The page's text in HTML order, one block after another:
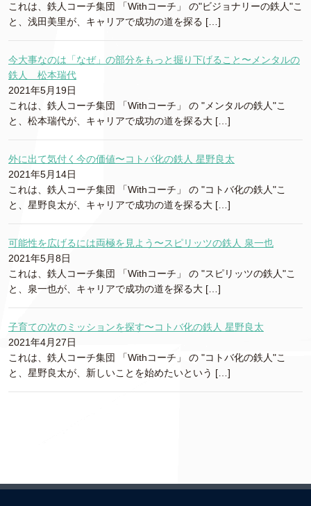
これは、鉄人コーチ集団 「Withコーチ」 の"ビジョナリーの鉄人"こ
と、浅田美里が、キャリアで成功の道を探る […]
今大事なのは「なぜ」の部分をもっと掘り下げること〜メンタルの
鉄人 松本瑞代
2021年5月19日
これは、鉄人コーチ集団 「Withコーチ」 の "メンタルの鉄人"こ
と、松本瑞代が、キャリアで成功の道を探る大 […]
外に出て気付く今の価値〜コトバ化の鉄人 星野良太
2021年5月14日
これは、鉄人コーチ集団 「Withコーチ」 の "コトバ化の鉄人"こ
と、星野良太が、キャリアで成功の道を探る大 […]
可能性を広げるには両極を見よう〜スピリッツの鉄人 泉一也
2021年5月8日
これは、鉄人コーチ集団 「Withコーチ」 の "スピリッツの鉄人"こ
と、泉一也が、キャリアで成功の道を探る大 […]
子育ての次のミッションを探す〜コトバ化の鉄人 星野良太
2021年4月27日
これは、鉄人コーチ集団 「Withコーチ」 の "コトバ化の鉄人"こ
と、星野良太が、新しいことを始めたいという […]